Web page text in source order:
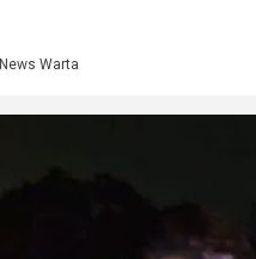
News Warta